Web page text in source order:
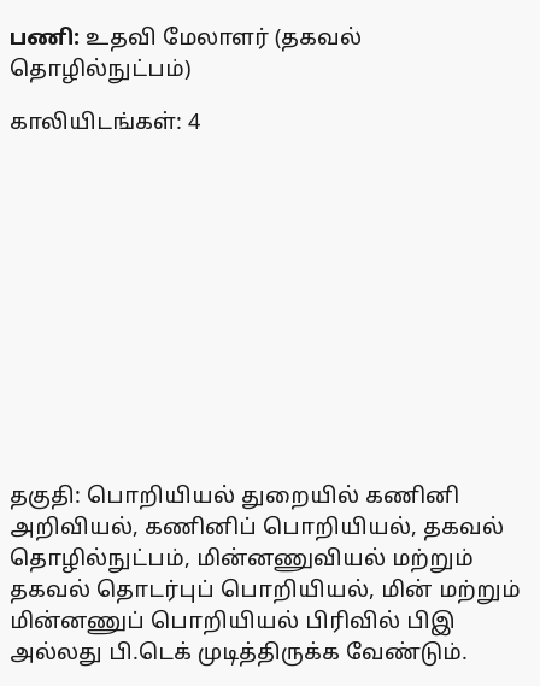
பணி: உதவி மேலாளர் (தகவல்
தொழில்நுட்பம்)
காலியிடங்கள்: 4
தகுதி: பொறியியல் துறையில் கணினி
அறிவியல், கணினிப் பொறியியல், தகவல்
தொழில்நுட்பம், மின்னணுவியல் மற்றும்
தகவல் தொடர்புப் பொறியியல், மின் மற்றும்
மின்னணுப் பொறியியல் பிரிவில் பிஇ
அல்லது பி.டெக் முடித்திருக்க வேண்டும்.